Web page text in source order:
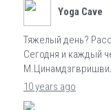
Yoga Cave
Тяжелый день?
Сегодня и каждый
10 years ago